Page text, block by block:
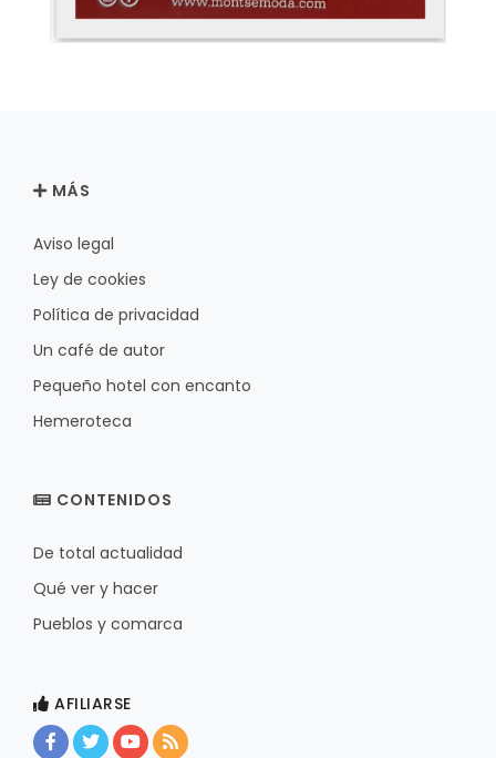
MÁS
Aviso legal
Ley de cookies
Política de privacidad
Un café de autor
Pequeño hotel con encanto
Hemeroteca
CONTENIDOS
De total actualidad
Qué ver y hacer
Pueblos y comarca
AFILIARSE